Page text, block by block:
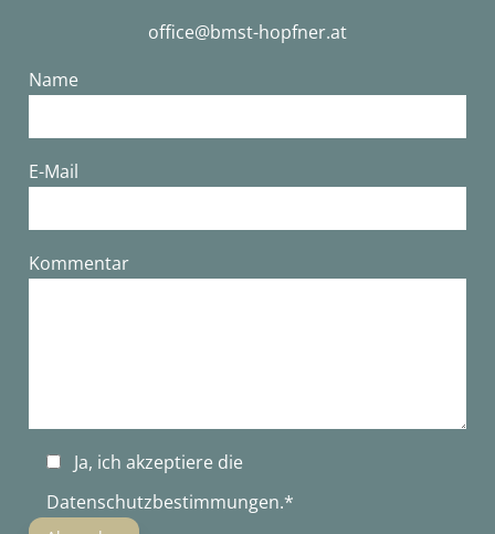
office@bmst-hopfner.at
Name
E-Mail
Bitte lasse dieses Feld leer.
Kommentar
Ja, ich akzeptiere die
Datenschutzbestimmungen.*